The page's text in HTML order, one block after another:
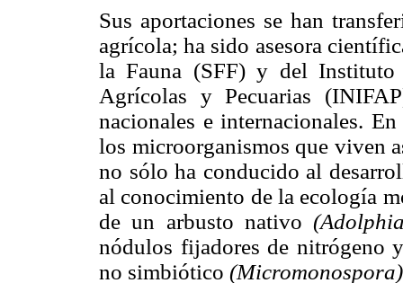
Sus aportaciones se han
agrícola; ha sido asesora
la Fauna (SFF) y del Instituto
Agrícolas y Pecuarias
nacionales e internacionales.
los microorganismos que viven
no sólo ha conducido al
al conocimiento de la ecología
de un arbusto nativo
nódulos fijadores de nitrógeno
no simbiótico